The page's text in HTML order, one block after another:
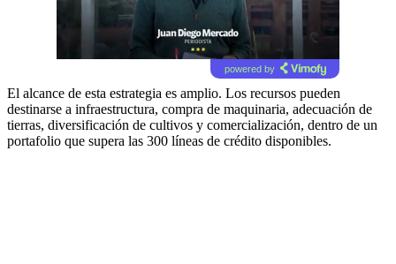
powered by
El alcance de esta estrategia es amplio. Los recursos pueden
destinarse a infraestructura, compra de maquinaria, adecuación de
tierras, diversificación de cultivos y comercialización, dentro de un
portafolio que supera las 300 líneas de crédito disponibles.